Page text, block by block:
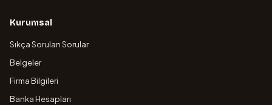
Kurumsal
Sıkça Sorulan Sorular
Belgeler
Firma Bilgileri
Banka Hesapları